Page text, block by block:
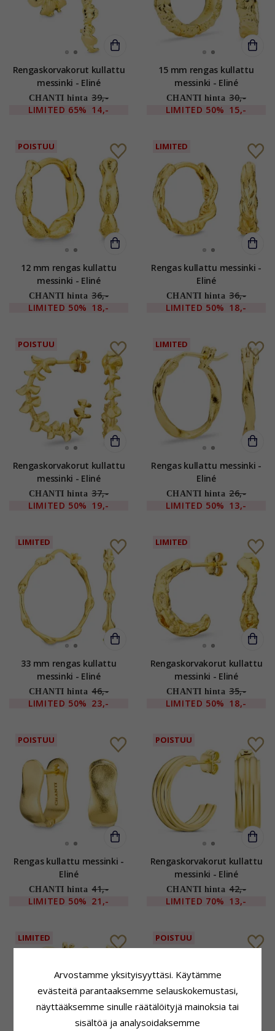
Rengaskorvakorut kullattu
messinki - Eliné
CHANTI hinta 39,-
LIMITED 65% 14,-
15 mm rengas kullattu
messinki - Eliné
CHANTI hinta 30,-
LIMITED 50% 15,-
POISTUU
12 mm rengas kullattu
messinki - Eliné
CHANTI hinta 36,-
LIMITED 50% 18,-
LIMITED
Rengas kullattu messinki -
Eliné
CHANTI hinta 36,-
LIMITED 50% 18,-
POISTUU
Rengaskorvakorut kullattu
messinki - Eliné
CHANTI hinta 37,-
LIMITED 50% 19,-
LIMITED
Rengas kullattu messinki -
Eliné
CHANTI hinta 26,-
LIMITED 50% 13,-
LIMITED
33 mm rengas kullattu
messinki - Eliné
CHANTI hinta 46,-
LIMITED 50% 23,-
LIMITED
Rengaskorvakorut kullattu
messinki - Eliné
CHANTI hinta 35,-
LIMITED 50% 18,-
POISTUU
Rengas kullattu messinki -
Eliné
CHANTI hinta 41,-
LIMITED 50% 21,-
POISTUU
Rengaskorvakorut kullattu
messinki - Eliné
CHANTI hinta 42,-
LIMITED 70% 13,-
LIMITED POISTUU
Arvostamme yksityisyyttäsi. Käytämme
evästeitä parantaaksemme selauskokemustasi,
näyttääksemme sinulle räätälöityjä mainoksia tai
sisältöä ja analysoidaksemme